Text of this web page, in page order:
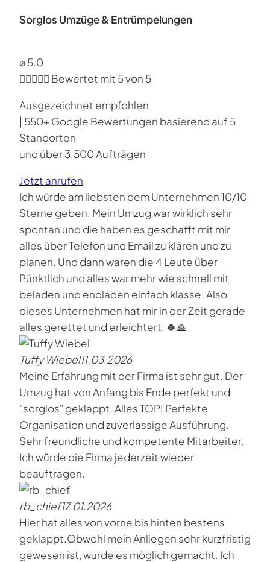
Sorglos Umzüge & Entrümpelungen
⌀ 5.0
 Bewertet mit 5 von 5
Ausgezeichnet empfohlen
| 550+ Google Bewertungen basierend auf 5
Standorten
und über 3.500 Aufträgen
Jetzt anrufen
Ich würde am liebsten dem Unternehmen 10/10
Sterne geben. Mein Umzug war wirklich sehr
spontan und die haben es geschafft mit mir
alles über Telefon und Email zu klären und zu
planen. Und dann waren die 4 Leute über
Pünktlich und alles war mehr wie schnell mit
beladen und endladen einfach klasse. Also
dieses Unternehmen hat mir in der Zeit gerade
alles gerettet und erleichtert. 🍀🙏
Tuffy Wiebel11.03.2026
Meine Erfahrung mit der Firma ist sehr gut. Der
Umzug hat von Anfang bis Ende perfekt und
"sorglos" geklappt. Alles TOP! Perfekte
Organisation und zuverlässige Ausführung.
Sehr freundliche und kompetente Mitarbeiter.
Ich würde die Firma jederzeit wieder
beauftragen.
rb_chief17.01.2026
Hier hat alles von vorne bis hinten bestens
geklappt.Obwohl mein Anliegen sehr kurzfristig
gewesen ist, wurde es möglich gemacht. Ich